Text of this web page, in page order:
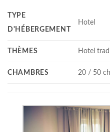
TYPE
D'HÉBERGEMENT
Hotel
THÈMES Hotel
CHAMBRES 20 / 50